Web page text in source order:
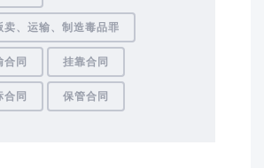
卖、运输、制造毒品罪
合同 挂靠合同
合同 保管合同